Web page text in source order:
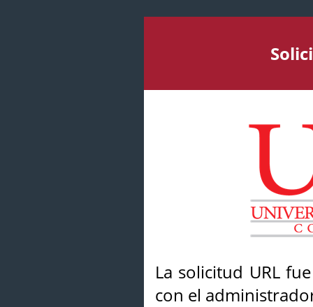
La solicitud URL
con el